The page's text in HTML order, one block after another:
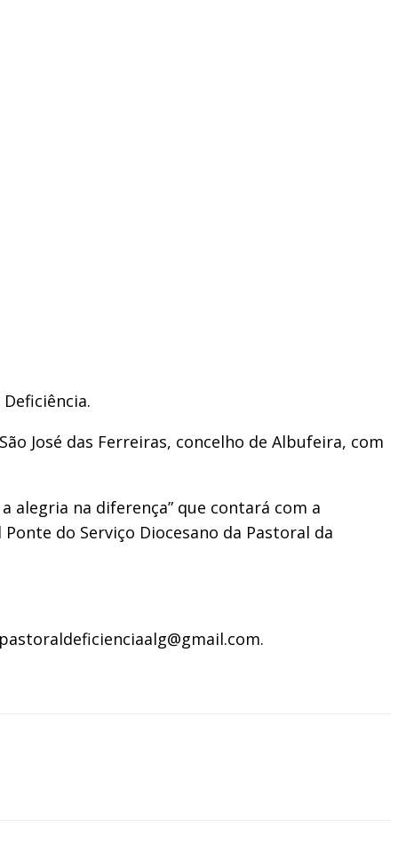
José das Ferreiras, concelho de Albufeira, com
alegria na diferença” que contará com a
do Serviço Diocesano da Pastoral da